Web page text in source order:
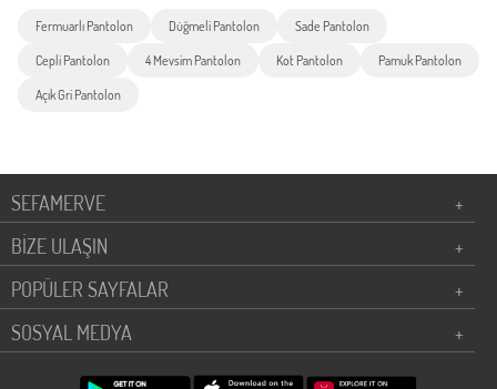
Fermuarlı Pantolon Düğmeli Pantolon Sade Pantolon
Cepli Pantolon 4 Mevsim Pantolon Kot Pantolon Pamuk Pantolon
Açık Gri Pantolon
SEFAMERVE
+
BİZE ULAŞIN
+
POPÜLER SAYFALAR
+
SOSYAL MEDYA
+